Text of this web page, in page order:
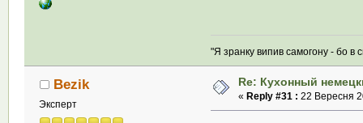
"Я зранку випив самогону - бо в
Bezik
Эксперт
Re: Кухонный
« Reply #31 : 22 Вересня